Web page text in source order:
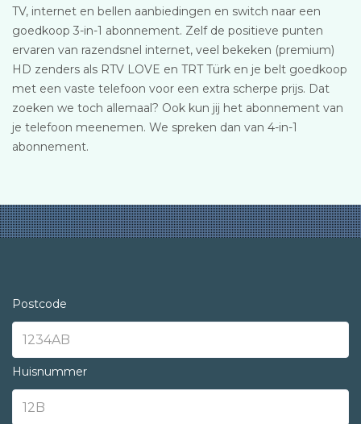
TV, internet en bellen aanbiedingen en switch naar een
goedkoop 3-in-1 abonnement. Zelf de positieve punten
ervaren van razendsnel internet, veel bekeken (premium)
HD zenders als RTV LOVE en TRT Türk en je belt goedkoop
met een vaste telefoon voor een extra scherpe prijs. Dat
zoeken we toch allemaal? Ook kun jij het abonnement van
je telefoon meenemen. We spreken dan van 4-in-1
abonnement.
Postcode
Huisnummer